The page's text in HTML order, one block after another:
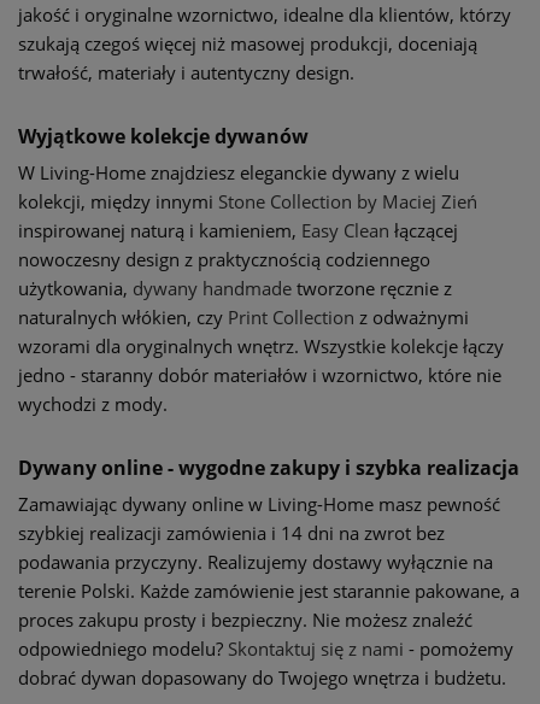
jakość i oryginalne wzornictwo, idealne dla klientów, którzy
szukają czegoś więcej niż masowej produkcji, doceniają
trwałość, materiały i autentyczny design.
Wyjątkowe kolekcje dywanów
W Living-Home znajdziesz eleganckie dywany z wielu
kolekcji, między innymi Stone Collection by Maciej Zień
inspirowanej naturą i kamieniem, Easy Clean łączącej
nowoczesny design z praktycznością codziennego
użytkowania, dywany handmade tworzone ręcznie z
naturalnych włókien, czy Print Collection z odważnymi
wzorami dla oryginalnych wnętrz. Wszystkie kolekcje łączy
jedno - staranny dobór materiałów i wzornictwo, które nie
wychodzi z mody.
Dywany online - wygodne zakupy i szybka realizacja
Zamawiając dywany online w Living-Home masz pewność
szybkiej realizacji zamówienia i 14 dni na zwrot bez
podawania przyczyny. Realizujemy dostawy wyłącznie na
terenie Polski. Każde zamówienie jest starannie pakowane, a
proces zakupu prosty i bezpieczny. Nie możesz znaleźć
odpowiedniego modelu? Skontaktuj się z nami - pomożemy
dobrać dywan dopasowany do Twojego wnętrza i budżetu.